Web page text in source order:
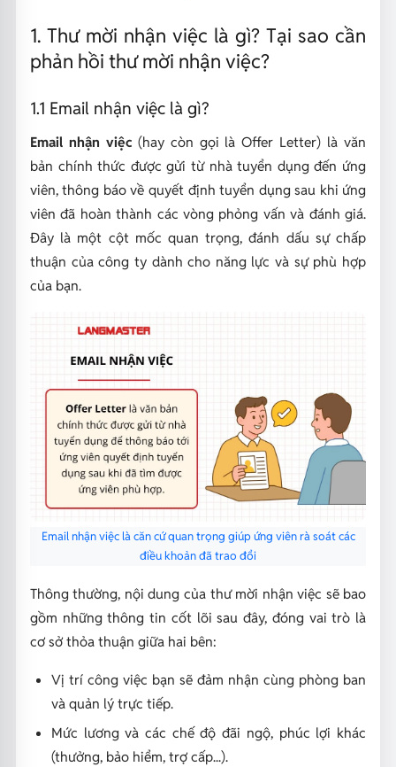
1. Thư mời nhận việc là gì? Tại sao cần
phản hồi thư mời nhận việc?
1.1 Email nhận việc là gì?
Email nhận việc(hay còn gọi làOffer Letter) là văn
bản chính thức được gửi từ nhà tuyển dụng đến ứng
viên, thông báo về quyết định tuyển dụng sau khi ứng
viên đã hoàn thành các vòng phỏng vấn và đánh giá.
Đây là một cột mốc quan trọng, đánh dấu sự chấp
thuận của công ty dành cho năng lực và sự phù hợp
của bạn.
Email nhận việc là căn cứ quan trọng giúp ứng viên rà soát các
điều khoản đã trao đổi
Thông thường, nội dung của thư mời nhận việc sẽ bao
gồm những thông tin cốt lõi sau đây, đóng vai trò là
cơ sở thỏa thuận giữa hai bên:
Vị trí công việc bạn sẽ đảm nhận cùng phòng ban
và quản lý trực tiếp.
Mức lương và các chế độ đãi ngộ, phúc lợi khác
(thưởng, bảo hiểm, trợ cấp...).